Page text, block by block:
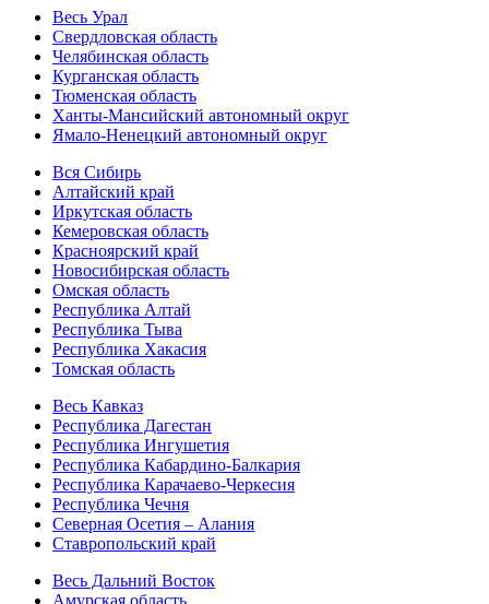
Весь Урал
Свердловская область
Челябинская область
Курганская область
Тюменская область
Ханты-Мансийский автономный округ
Ямало-Ненецкий автономный округ
Вся Сибирь
Алтайский край
Иркутская область
Кемеровская область
Красноярский край
Новосибирская область
Омская область
Республика Алтай
Республика Тыва
Республика Хакасия
Томская область
Весь Кавказ
Республика Дагестан
Республика Ингушетия
Республика Кабардино-Балкария
Республика Карачаево-Черкесия
Республика Чечня
Северная Осетия – Алания
Ставропольский край
Весь Дальний Восток
Амурская область